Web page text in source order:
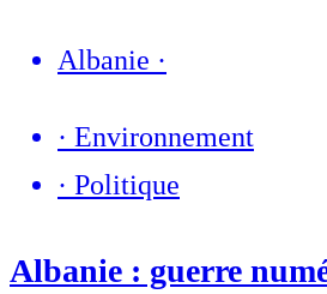
Albanie ·
· Environnement
· Politique
Albanie : guerre